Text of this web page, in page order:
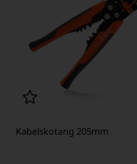
Kabelskotang 205mm